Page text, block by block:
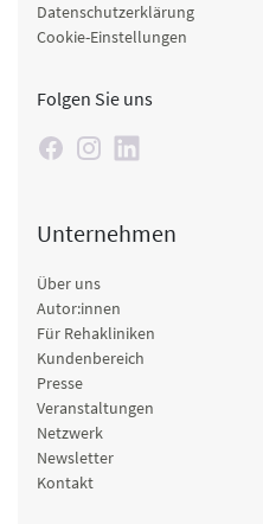
Datenschutzerklärung
Cookie-Einstellungen
Folgen Sie uns
Unternehmen
Über uns
Autor:innen
Für Rehakliniken
Kundenbereich
Presse
Veranstaltungen
Netzwerk
Newsletter
Kontakt